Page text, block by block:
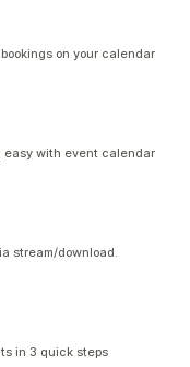
on your calendar
easy with event calendar
stream/download.
in 3 quick steps